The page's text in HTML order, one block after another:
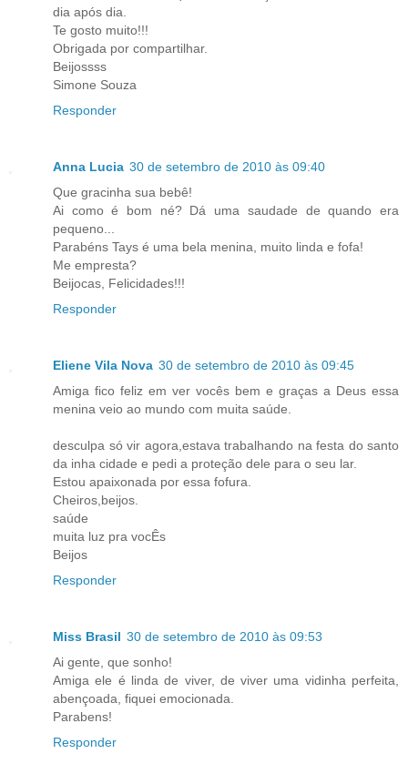
dia após dia.
Te gosto muito!!!
Obrigada por compartilhar.
Beijossss
Simone Souza
Responder
Anna Lucia 30 de setembro de 2010 às 09:40
Que gracinha sua bebê!
Ai como é bom né? Dá uma saudade de quando era
pequeno...
Parabéns Tays é uma bela menina, muito linda e fofa!
Me empresta?
Beijocas, Felicidades!!!
Responder
Eliene Vila Nova 30 de setembro de 2010 às 09:45
Amiga fico feliz em ver vocês bem e graças a Deus essa
menina veio ao mundo com muita saúde.
desculpa só vir agora,estava trabalhando na festa do santo
da inha cidade e pedi a proteção dele para o seu lar.
Estou apaixonada por essa fofura.
Cheiros,beijos.
saúde
muita luz pra vocÊs
Beijos
Responder
Miss Brasil 30 de setembro de 2010 às 09:53
Ai gente, que sonho!
Amiga ele é linda de viver, de viver uma vidinha perfeita,
abençoada, fiquei emocionada.
Parabens!
Responder